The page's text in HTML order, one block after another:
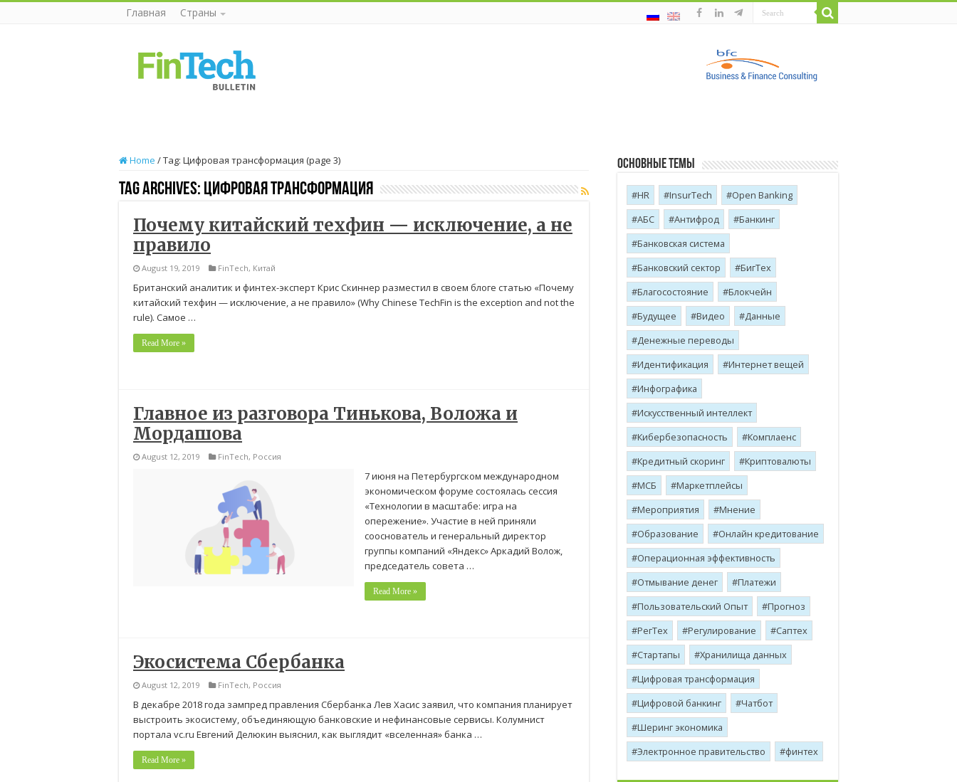
Главная Страны
Home /Tag: Цифровая трансформация (page 3)
Tag Archives: Цифровая трансформация
Почему китайский техфин — исключение, а не
правило
August 19, 2019 FinTech, Китай
Британский аналитик и финтех-эксперт Крис Скиннер разместил в своем блоге статью «Почему
китайский техфин — исключение, а не правило» (Why Chinese TechFin is the exception and not the
rule). Самое …
Read More »
Главное из разговора Тинькова, Воложа и
Мордашова
August 12, 2019 FinTech, Россия
7 июня на Петербургском международном
экономическом форуме состоялась сессия
«Технологии в масштабе: игра на
опережение». Участие в ней приняли
сооснователь и генеральный директор
группы компаний «Яндекс» Аркадий Волож,
председатель совета …
Read More »
Экосистема Сбербанка
August 12, 2019 FinTech, Россия
В декабре 2018 года зампред правления Сбербанка Лев Хасис заявил, что компания планирует
выстроить экосистему, объединяющую банковские и нефинансовые сервисы. Колумнист
портала vc.ru Евгений Делюкин выяснил, как выглядит «вселенная» банка …
Read More »
Основные темы
HR InsurTech
Open Banking
АБС
Антифрод
Банкинг
Банковская система
Банковский сектор
БигТех
Благосостояние
Блокчейн
Будущее
Видео
Данные
Денежные переводы
Идентификация
Интернет вещей
Инфографика
Искусственный интеллект
Кибербезопасность
Комплаенс
Кредитный скоринг
Криптовалюты
МСБ
Маркетплейсы
Мероприятия
Мнение
Образование
Онлайн кредитование
Операционная эффективность
Отмывание денег
Платежи
Пользовательский Опыт
Прогноз
РегТех
Регулирование
Саптех
Стартапы
Хранилища данных
Цифровая трансформация
Цифровой банкинг
Чатбот
Шеринг экономика
Электронное правительство
финтех